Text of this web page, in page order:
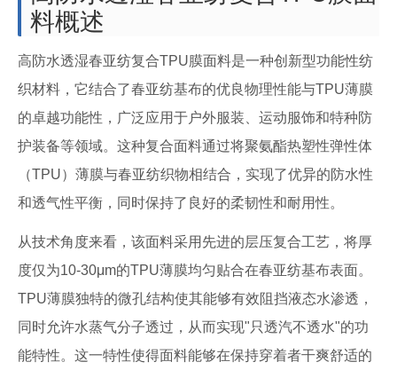
料概述
高防水透湿春亚纺复合TPU膜面料是一种创新型功能性纺
织材料，它结合了春亚纺基布的优良物理性能与TPU薄膜
的卓越功能性，广泛应用于户外服装、运动服饰和特种防
护装备等领域。这种复合面料通过将聚氨酯热塑性弹性体
（TPU）薄膜与春亚纺织物相结合，实现了优异的防水性
和透气性平衡，同时保持了良好的柔韧性和耐用性。
从技术角度来看，该面料采用先进的层压复合工艺，将厚
度仅为10-30μm的TPU薄膜均匀贴合在春亚纺基布表面。
TPU薄膜独特的微孔结构使其能够有效阻挡液态水渗透，
同时允许水蒸气分子透过，从而实现"只透汽不透水"的功
能特性。这一特性使得面料能够在保持穿着者干爽舒适的